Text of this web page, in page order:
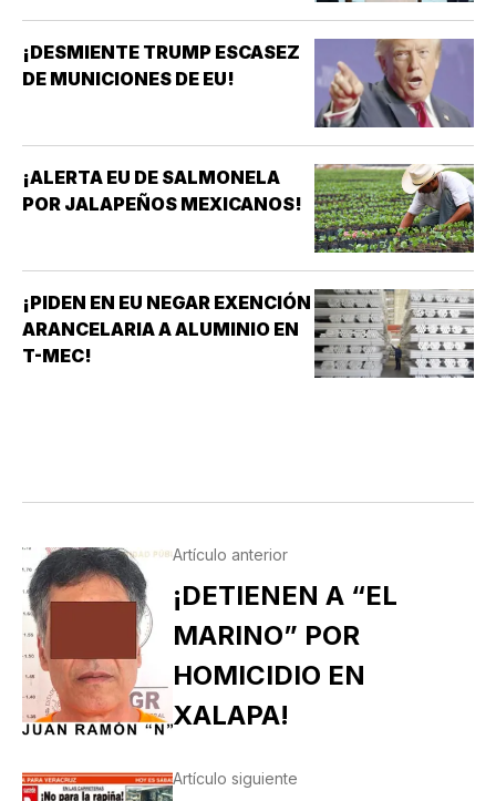
¡DESMIENTE TRUMP ESCASEZ
DE MUNICIONES DE EU!
¡ALERTA EU DE SALMONELA
POR JALAPEÑOS MEXICANOS!
¡PIDEN EN EU NEGAR EXENCIÓN
ARANCELARIA A ALUMINIO EN
T-MEC!
Artículo anterior
¡DETIENEN A “EL
MARINO” POR
HOMICIDIO EN
XALAPA!
Artículo siguiente